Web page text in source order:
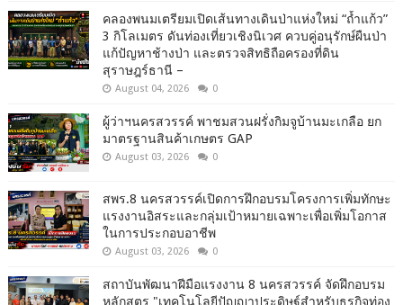
คลองพนมเตรียมเปิดเส้นทางเดินป่าแห่งใหม่ “ถ้ำแก้ว”
3 กิโลเมตร ดันท่องเที่ยวเชิงนิเวศ ควบคู่อนุรักษ์ผืนป่า
แก้ปัญหาช้างป่า และตรวจสิทธิถือครองที่ดิน
สุราษฎร์ธานี –
August 04, 2026 0
ผู้ว่าฯนครสวรรค์ พาชมสวนฝรั่งกิมจูบ้านมะเกลือ ยก
มาตรฐานสินค้าเกษตร GAP
August 03, 2026 0
สพร.8 นครสวรรค์เปิดการฝึกอบรมโครงการเพิ่มทักษะ
แรงงานอิสระและกลุ่มเป้าหมายเฉพาะเพื่อเพิ่มโอกาส
ในการประกอบอาชีพ
August 03, 2026 0
สถาบันพัฒนาฝีมือแรงงาน 8 นครสวรรค์ จัดฝึกอบรม
หลักสูตร "เทคโนโลยีปัญญาประดิษฐ์สำหรับธุรกิจท่อง